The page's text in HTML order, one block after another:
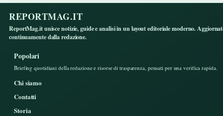
REPORTMAG.IT
ReportMag.it unisce notizie, guide e analisi in un layout editoriale moderno.
continuamente dalla redazione.
Popolari
Briefing quotidiani della redazione e risorse di trasparenza, pensati per una verifica rapida.
Chi siamo
Contatti
Storia